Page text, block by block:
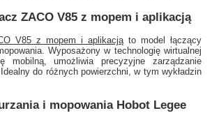
ZACO V85 z mopem i aplikacją
V85 z mopem i aplikacjąto model łączący
Wyposażony w technologię wirtualnej
mobilną, umożliwia precyzyjne zarządzanie
do różnych powierzchni, w tym wykładzin
i mopowania Hobot Legee